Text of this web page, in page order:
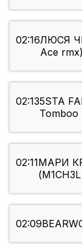
02:16ЛЮСЯ
Ace rmx)
02:135STA
Tomboo
02:11МАРИ
02:09